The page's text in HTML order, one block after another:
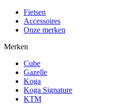
Fietsen
Accessoires
Onze merken
Merken
Cube
Gazelle
Koga
Koga Signature
KTM